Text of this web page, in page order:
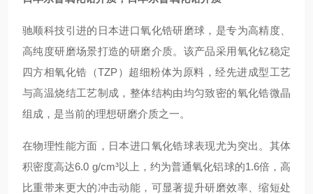
驰顺科技引进的日本进口氧化锆研磨球，是专为高精度、
高纯度研磨场景打造的研磨介质。该产品采用氧化钇稳定
四方相氧化锆（TZP）超细粉体为原料，经先进成型工艺
与高温烧结工艺制成，整体结构由均匀致密的氧化锆微晶
组成，是当前的理想研磨介质之一。
在物理性能方面，日本进口氧化锆球表现尤为突出。其体
积密度高达6.0 g/cm³以上，约为普通氧化铝球的1.6倍，高
比重带来更大的冲击动能，可显著提升研磨效率、缩短处